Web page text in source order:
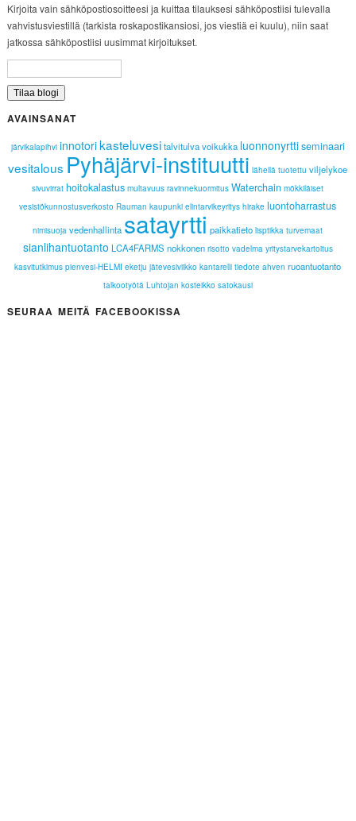
Kirjoita vain sähköpostiosoitteesi ja kuittaa tilauksesi sähköpostiisi tulevalla
vahvistusviestillä (tarkista roskapostikansiosi, jos viestiä ei kuulu), niin saat
jatkossa sähköpostiisi uusimmat kirjoitukset.
AVAINSANAT
järvikalapihvi innotorikasteluvesitalvitulvavoikukka luonnonyrttiseminaari
vesitalous Pyhäjärvi-instituutti lähellä tuotettu viljelykoe
sivuvirrat hoitokalastus multavuus ravinnekuormitus Waterchain mökkiläiset
vesistökunnostusverkosto Rauman kaupunki elintarvikeyritys hirake luontoharrastus
nimisuoja vedenhallinta satayrtti paikkatieto lisptikka turvemaat
sianlihantuotanto LCA4FARMS nokkonen risotto vadelma yritystarvekartoitus
kasvitutkimus pienvesi-HELMI eketju jätevesiviikko kantarelli tiedote ahven ruoantuotanto
talkootyötä Luhtojan kosteikko satokausi
SEURAA MEITÄ FACEBOOKISSA